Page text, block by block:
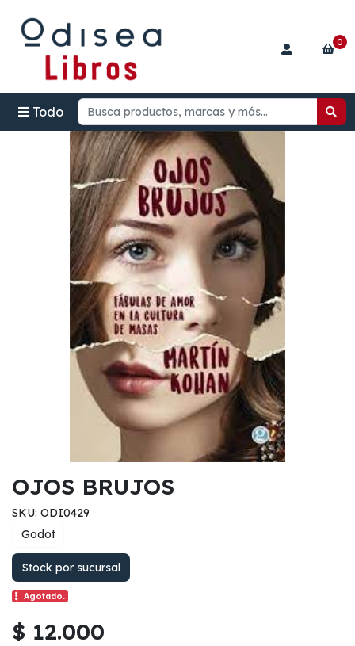
Todo
0
OJOS BRUJOS
SKU: ODI0429
Godot
Stock por sucursal
Agotado.
$ 12.000